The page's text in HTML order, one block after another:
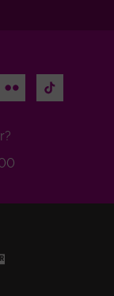
Flickr TikTok